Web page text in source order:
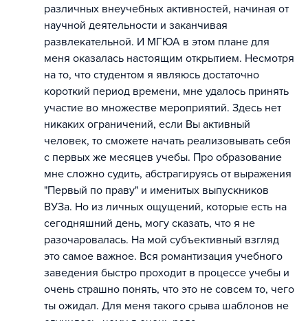
различных внеучебных активностей, начиная от
научной деятельности и заканчивая
развлекательной. И МГЮА в этом плане для
меня оказалась настоящим открытием. Несмотря
на то, что студентом я являюсь достаточно
короткий период времени, мне удалось принять
участие во множестве мероприятий. Здесь нет
никаких ограничений, если Вы активный
человек, то сможете начать реализовывать себя
с первых же месяцев учебы. Про образование
мне сложно судить, абстрагируясь от выражения
"Первый по праву" и именитых выпускников
ВУЗа. Но из личных ощущений, которые есть на
сегодняшний день, могу сказать, что я не
разочаровалась. На мой субъективный взгляд
это самое важное. Вся романтизация учебного
заведения быстро проходит в процессе учебы и
очень страшно понять, что это не совсем то, чего
ты ожидал. Для меня такого срыва шаблонов не